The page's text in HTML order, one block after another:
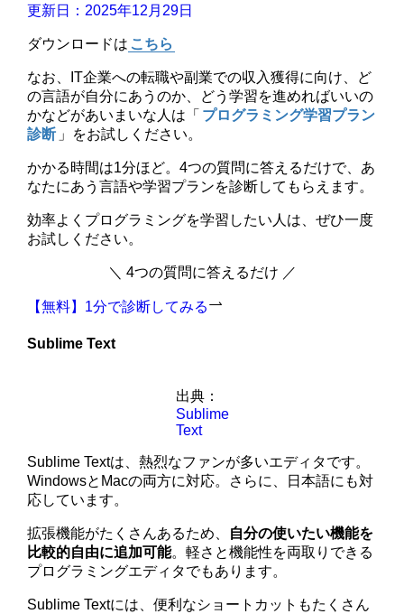
更新日：2025年12月29日
ダウンロードは こちら
なお、IT企業への転職や副業での収入獲得に向け、ど
の言語が自分にあうのか、どう学習を進めればいいの
かなどがあいまいな人は「 プログラミング学習プラン
診断 」をお試しください。
かかる時間は1分ほど。4つの質問に答えるだけで、あ
なたにあう言語や学習プランを診断してもらえます。
効率よくプログラミングを学習したい人は、ぜひ一度
お試しください。
＼ 4つの質問に答えるだけ ／
【無料】1分で診断してみる
Sublime Text
出典：
Sublime
Text
Sublime Textは、熱烈なファンが多いエディタです。
WindowsとMacの両方に対応。さらに、日本語にも対
応しています。
拡張機能がたくさんあるため、 自分の使いたい機能を
比較的自由に追加可能。軽さと機能性を両取りできる
プログラミングエディタでもあります。
Sublime Textには、便利なショートカットもたくさん